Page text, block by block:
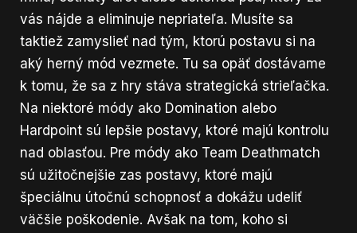
vás nájde a eliminuje nepriateľa. Musíte sa
taktiež zamyslieť nad tým, ktorú postavu si na
aký herný mód vezmete. Tu sa opäť dostávame
k tomu, že sa z hry stáva strategická strieľačka.
Na niektoré módy ako Domination alebo
Hardpoint sú lepšie postavy, ktoré majú kontrolu
nad oblasťou. Pre módy ako Team Deathmatch
sú užitočnejšie zas postavy, ktoré majú
špeciálnu útočnú schopnosť a dokážu udeliť
väčšie poškodenie. Avšak na tom, koho si